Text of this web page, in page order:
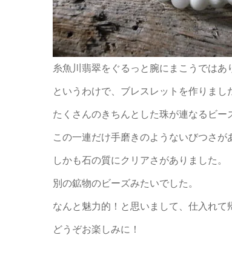
糸魚川翡翠をぐるっと腕にまこうではあ
というわけで、ブレスレットを作りまし
たくさんのきちんとした珠が連なるビー
この一連だけ手磨きのようないびつさが
しかも石の質にクリアさがありました。
別の鉱物のビーズみたいでした。
なんと魅力的！と思いまして、仕入れて
どうぞお楽しみに！